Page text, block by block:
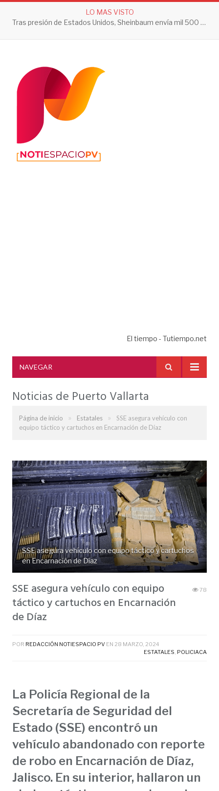
LO MAS VISTO
Tras presión de Estados Unidos, Sheinbaum envía mil 500 soldados a Michoacán
El tiempo - Tutiempo.net
NAVEGAR
Noticias de Puerto Vallarta
Página de inicio » Estatales »
SSE asegura vehículo con
equipo táctico y cartuchos en Encarnación de Díaz
SSE asegura vehículo con equipo táctico y cartuchos
en Encarnación de Díaz
SSE asegura vehículo con equipo
táctico y cartuchos en Encarnación
de Díaz
78
POR REDACCIÓN NOTIESPACIO PV EN 28 MARZO, 2024
ESTATALES POLICIACA
La Policía Regional de la
Secretaría de Seguridad del
Estado (SSE) encontró un
vehículo abandonado con reporte
de robo en Encarnación de Díaz,
Jalisco. En su interior, hallaron un